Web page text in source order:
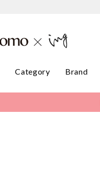
Category Brand